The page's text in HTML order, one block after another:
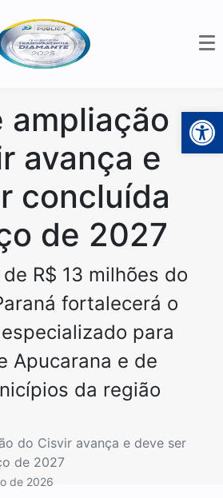
ampliação
avança e
concluída
de 2027
R$ 13 milhões do
fortalecerá o
para
Apucarana e de
da região
do Cisvir avança e deve ser
de 2027
de 2026